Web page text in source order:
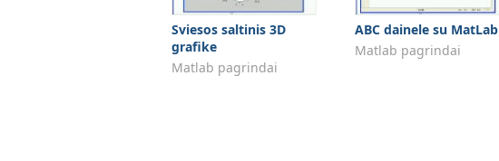
Sviesos saltinis 3D
grafike
Matlab pagrindai
ABC dainele su MatLab
Matlab pagrindai